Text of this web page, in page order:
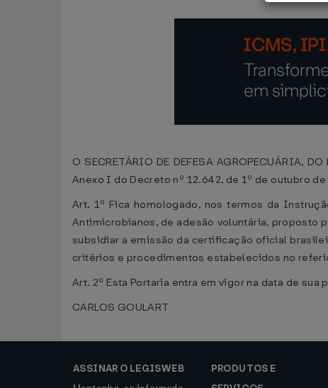
O SECRETÁRIO DE DEFESA AGROPECUÁRIA,
Anexo I do Decreto nº 12.642, de 1º de outubro
Art. 1º Fica homologado, nos termos da
Antimicrobianos, de adesão voluntária, proposto
subsidiar a emissão da certificação oficial
critérios e procedimentos estabelecidos no
Art. 2º Esta Portaria entra em vigor na data de sua
CARLOS GOULART
ASSINAR O LEGISWEB
PRODUTOS E